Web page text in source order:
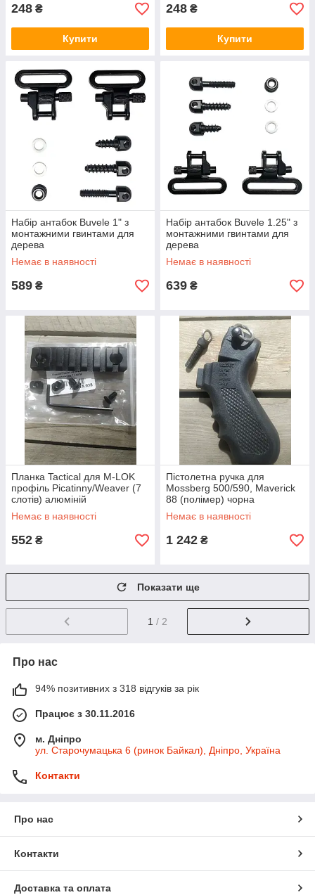
248 ₴
Купити
248 ₴
Купити
Набір антабок Buvele 1" з
монтажними гвинтами для
дерева
Немає в наявності
589 ₴
Набір антабок Buvele 1.25" з
монтажними гвинтами для
дерева
Немає в наявності
639 ₴
Планка Tactical для M-LOK
профіль Picatinny/Weaver (7
слотів) алюміній
Немає в наявності
552 ₴
Пістолетна ручка для
Mossberg 500/590, Maverick
88 (полімер) чорна
Немає в наявності
1 242 ₴
Показати ще
1 / 2
Про нас
94% позитивних з 318 відгуків за рік
Працює з 30.11.2016
м. Дніпро
ул. Старочумацька 6 (ринок Байкал), Дніпро, Україна
Контакти
Про нас
Контакти
Доставка та оплата